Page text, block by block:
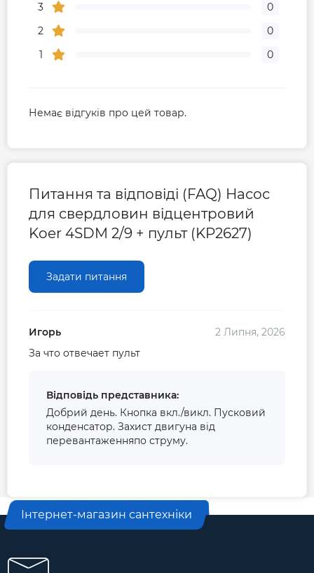
3
0
2
0
1
0
Немає відгуків про цей товар.
Питання та відповіді (FAQ) Насос
для свердловин відцентровий
Koer 4SDM 2/9 + пульт (KP2627)
Задати питання
Игорь
2 Липня, 2026
За что отвечает пульт
Відповідь представника:
Добрий день. Кнопка вкл./викл. Пусковий
конденсатор. Захист двигуна від
перевантаженняпо струму.
Інтернет-магазин сантехніки